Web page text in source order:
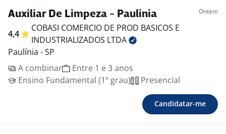
Auxiliar De Limpeza - Paulinia Ontem
4,4
COBASI COMERCIO DE PROD BASICOS E
INDUSTRIALIZADOS LTDA
Paulínia - SP
A combinar
Entre 1 e 3 anos
Ensino Fundamental (1º grau)
Presencial
Candidatar-me